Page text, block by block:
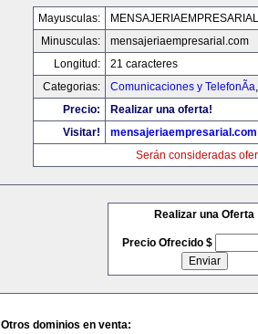
Mayusculas:
Minusculas:
mensajeriaempresarial.com
Longitud:
21 caracteres
Categorias:
Comunicaciones y TelefonÃ­a
Precio:
Realizar una oferta!
Visitar!
mensajeriaempresarial.com
Serán consideradas
Realizar una Oferta
Precio Ofrecido $
Otros dominios en venta: